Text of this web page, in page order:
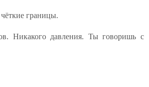
границы.
Никакого давления. Ты говоришь с